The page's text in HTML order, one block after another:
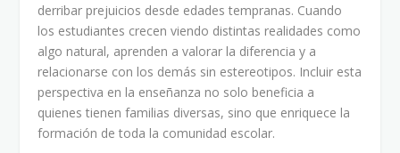
derribar prejuicios desde edades tempranas. Cuando
los estudiantes crecen viendo distintas realidades como
algo natural, aprenden a valorar la diferencia y a
relacionarse con los demás sin estereotipos. Incluir esta
perspectiva en la enseñanza no solo beneficia a
quienes tienen familias diversas, sino que enriquece la
formación de toda la comunidad escolar.